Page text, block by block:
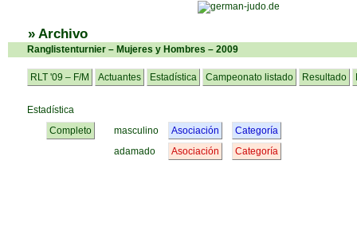
» Archivo
Ranglistenturnier – Mujeres y Hombres – 2009
RLT '09 – F/M Actuantes Estadística Campeonato listado Resultado
Estadística
Completo
masculino
adamado
Asociación
Asociación
Categoría
Categoría